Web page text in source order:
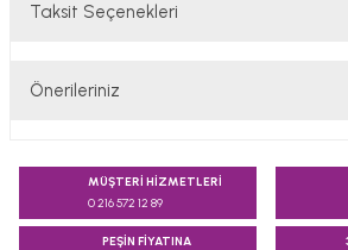
Taksit Seçenekleri
Önerileriniz
konularda yetersiz gördüğünüz noktaları
kullanarak tarafımıza iletebilirsiniz.
MÜŞTERİ HİZMETLERİ
0 216 572 12 89
PEŞİN FİYATINA